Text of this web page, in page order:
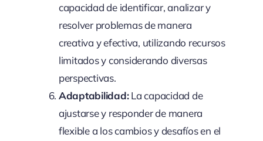
capacidad de identificar, analizar y
resolver problemas de manera
creativa y efectiva, utilizando recursos
limitados y considerando diversas
perspectivas.
Adaptabilidad:La capacidad de
ajustarse y responder de manera
flexible a los cambios y desafíos en el